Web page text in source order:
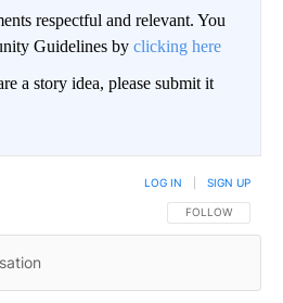
respectful and relevant. You
Guidelines by clicking here
a story idea, please submit it
FOLLOW THIS
FOLLOW
LOG IN SIGN UP